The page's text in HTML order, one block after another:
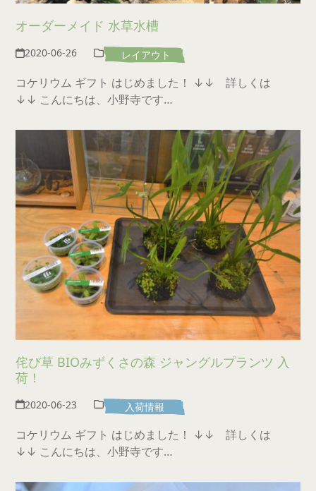
オーダーメイド 水草水槽
2020-06-26 レイアウト
コケリウム ギフト はじめました！ ↓↓ 詳しくは
↓↓ こんにちは、小野寺です…
侘び草 BIOみずくさの森 ジャングルプランツ 入
荷！
2020-06-23 入荷情報
コケリウム ギフト はじめました！ ↓↓ 詳しくは
↓↓ こんにちは、小野寺です…